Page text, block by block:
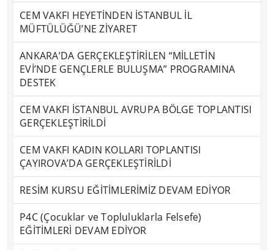
CEM VAKFI HEYETİNDEN İSTANBUL İL
MÜFTÜLÜĞÜ’NE ZİYARET
ANKARA’DA GERÇEKLEŞTİRİLEN “MİLLETİN
EVİ’NDE GENÇLERLE BULUŞMA” PROGRAMINA
DESTEK
CEM VAKFI İSTANBUL AVRUPA BÖLGE TOPLANTISI
GERÇEKLEŞTİRİLDİ
CEM VAKFI KADIN KOLLARI TOPLANTISI
ÇAYIROVA’DA GERÇEKLEŞTİRİLDİ
RESİM KURSU EĞİTİMLERİMİZ DEVAM EDİYOR
P4C (Çocuklar ve Topluluklarla Felsefe)
EĞİTİMLERİ DEVAM EDİYOR